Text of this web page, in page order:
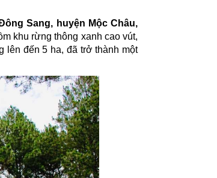
Sang, huyện Mộc Châu,
khu rừng thông xanh cao vút,
lên đến 5 ha, đã trở thành một